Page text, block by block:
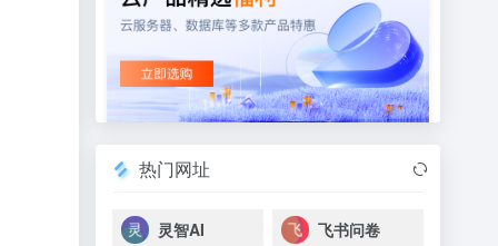
热门网址
灵智AI 飞书问卷